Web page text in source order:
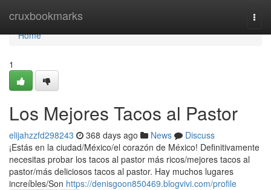
cruxbookmarks
Home
Home
1
Los Mejores Tacos al Pastor
elijahzzfd298243 368 days ago News
Discuss
¡Estás en la ciudad/México/el corazón de México! Definitivamente
necesitas probar los tacos al pastor más ricos/mejores tacos al
pastor/más deliciosos tacos al pastor. Hay muchos lugares
increíbles/Son https://denisgoon850469.blogvivi.com/profile